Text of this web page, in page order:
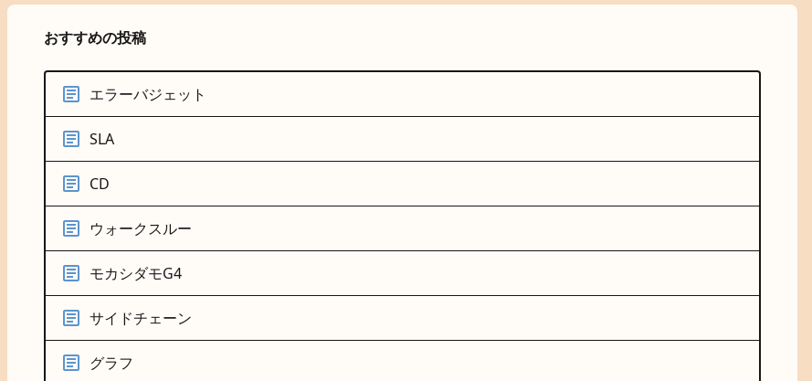
おすすめの投稿
エラーバジェット
SLA
CD
ウォークスルー
モカシダモG4
サイドチェーン
グラフ